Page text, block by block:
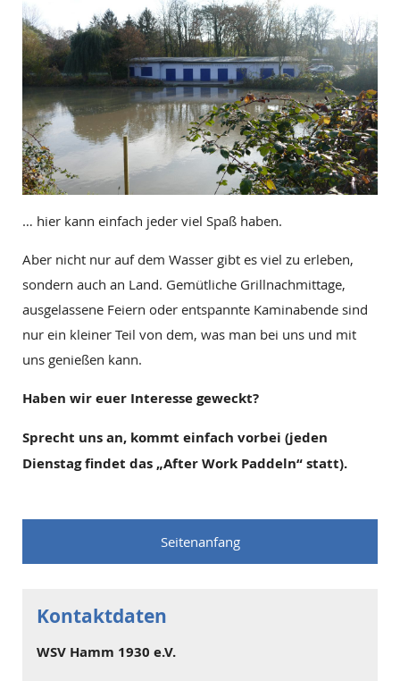
… hier kann einfach jeder viel Spaß haben.
Aber nicht nur auf dem Wasser gibt es viel zu erleben,
sondern auch an Land. Gemütliche Grillnachmittage,
ausgelassene Feiern oder entspannte Kaminabende sind
nur ein kleiner Teil von dem, was man bei uns und mit
uns genießen kann.
Haben wir euer Interesse geweckt?
Sprecht uns an, kommt einfach vorbei (jeden
Dienstag findet das „After Work Paddeln“ statt).
Seitenanfang
Kontaktdaten
WSV Hamm 1930 e.V.